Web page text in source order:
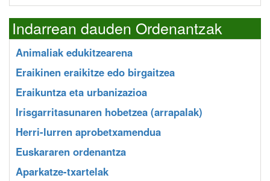
Indarrean dauden Ordenantzak
Animaliak edukitzearena
Eraikinen eraikitze edo birgaitzea
Eraikuntza eta urbanizazioa
Irisgarritasunaren hobetzea (arrapalak)
Herri-lurren aprobetxamendua
Euskararen ordenantza
Aparkatze-txartelak